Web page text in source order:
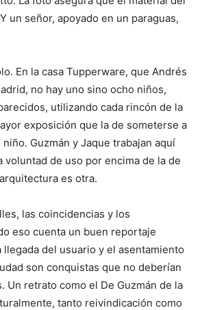
un señor, apoyado en un paraguas,
En la casa Tupperware, que Andrés
no hay uno sino ocho niños,
utilizando cada rincón de la
exposición que la de someterse a
Guzmán y Jaque trabajan aquí
voluntad de uso por encima de la de
es otra.
las coincidencias y los
eso cuenta un buen reportaje
del usuario y el asentamiento
son conquistas que no deberían
Un retrato como el De Guzmán de la
tanto reivindicación como